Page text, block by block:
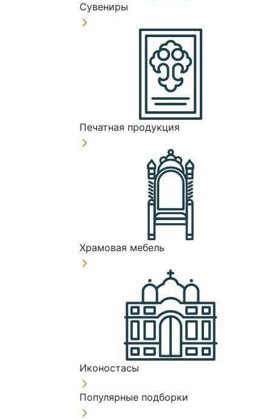
Сувениры
Печатная продукция
Храмовая мебель
Иконостасы
Популярные подборки